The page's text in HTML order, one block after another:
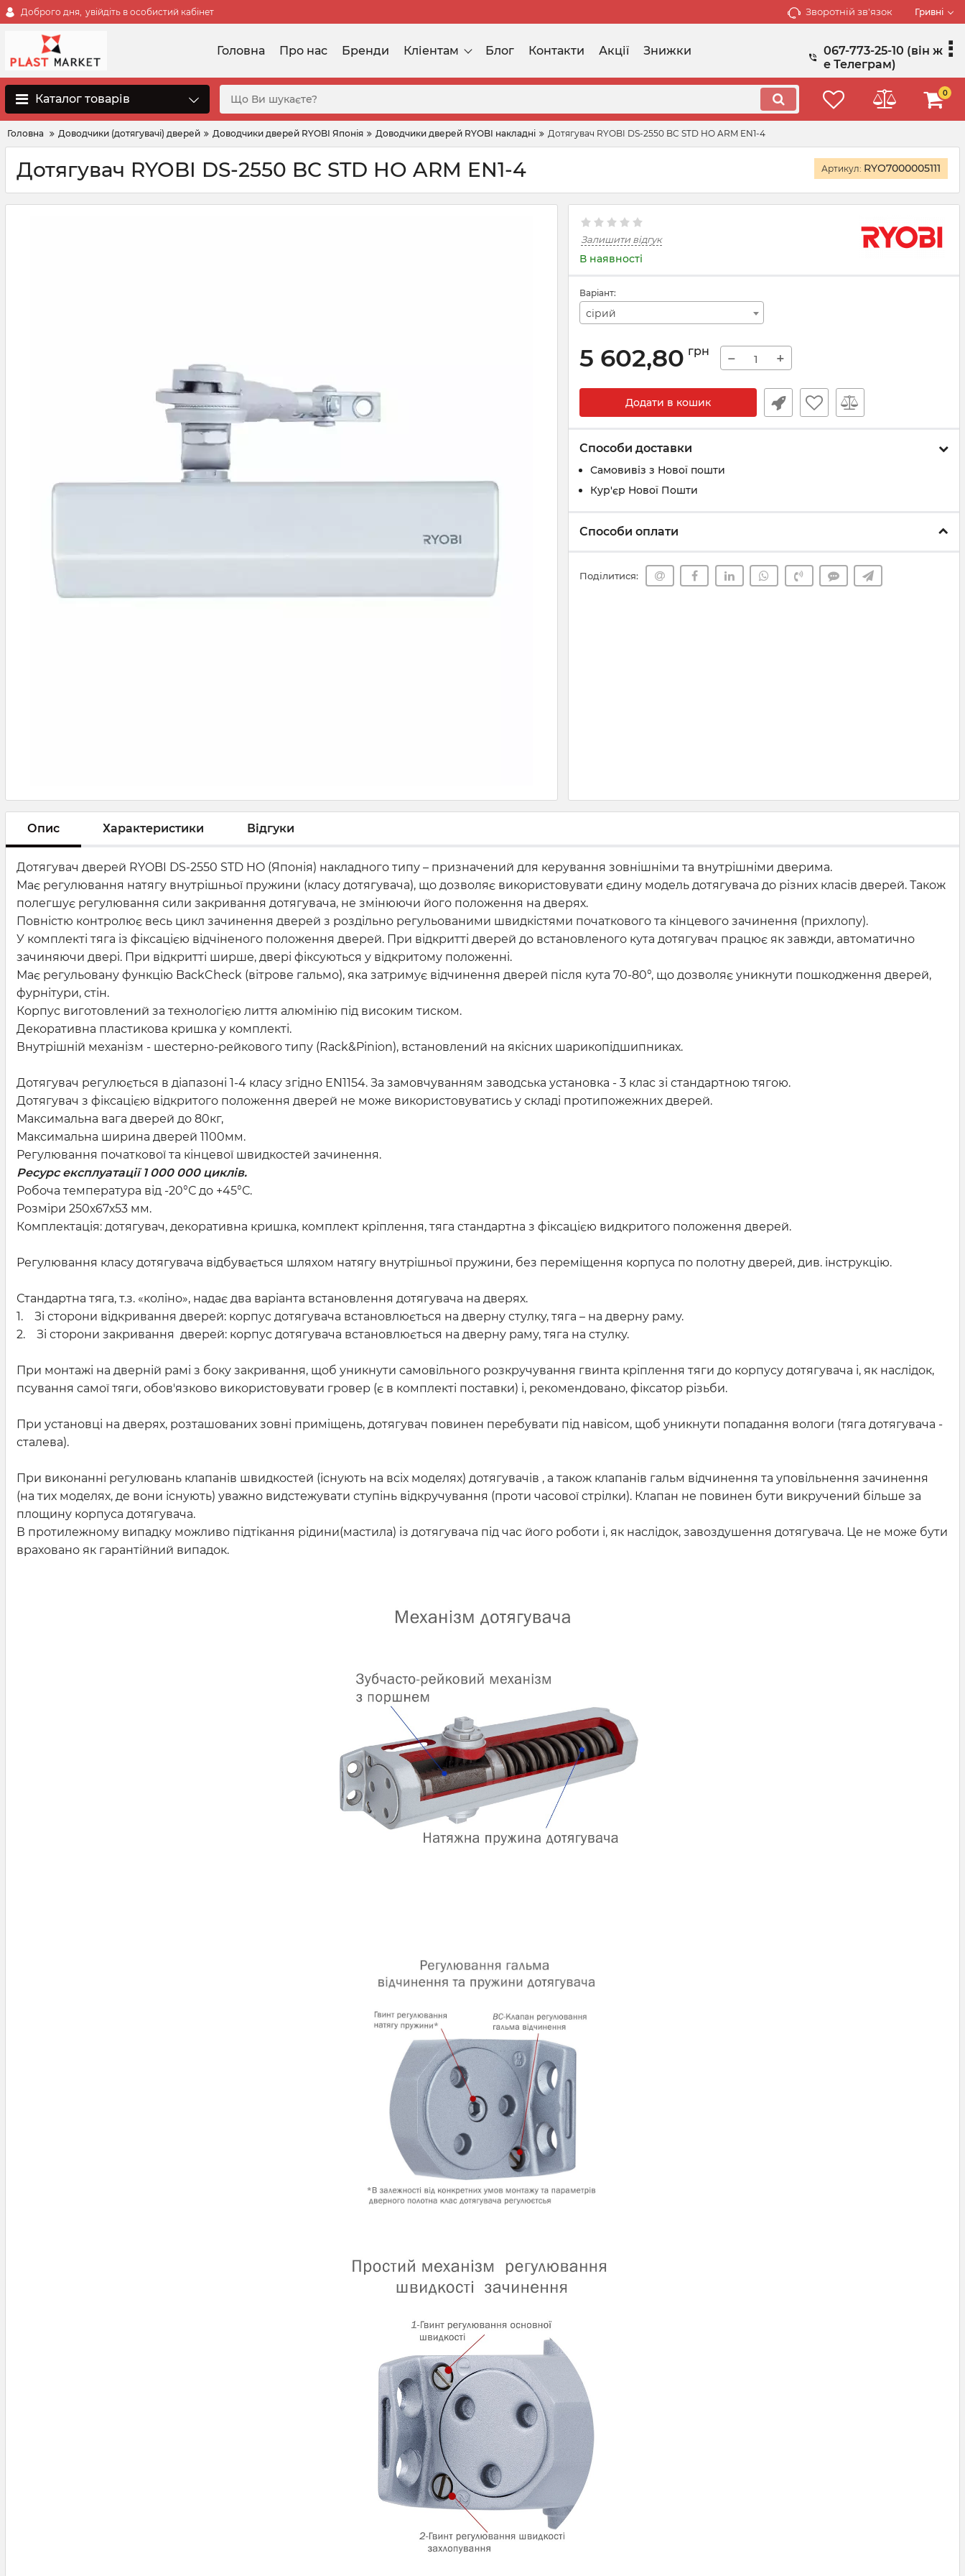
Доброго дня, увійдіть в особистий кабінет Зворотній зв'язок Гривні
Головна Про нас Бренди Кліентам Блог Контакти Акції Знижки
067-773-25-10 (він ж
е Телеграм)
Каталог товарів 0
Головна Доводчики (дотягувачі) дверей Доводчики дверей RYOBI Японія Доводчики дверей RYOBI накладні Дотягувач RYOBI DS-2550 BC STD HO ARM EN1-4
Дотягувач RYOBI DS-2550 BC STD HO ARM EN1-4 Артикул: RYO7000005111
Залишити відгук
В наявності
Варіант:
сірий
5 602,80 грн − +
Додати в кошик
Способи доставки
Самовивіз з Нової пошти
Кур'єр Нової Пошти
Способи оплати
Поділитися:
Опис Характеристики Відгуки
Дотягувач дверей RYOBI DS-2550 STD HO (Японія) накладного типу – призначений для керування зовнішніми та внутрішніми дверима.
Має регулювання натягу внутрішньої пружини (класу дотягувача), що дозволяє використовувати єдину модель дотягувача до різних класів дверей. Також
полегшує регулювання сили закривання дотягувача, не змінюючи його положення на дверях.
Повністю контролює весь цикл зачинення дверей з роздільно регульованими швидкістями початкового та кінцевого зачинення (прихлопу).
У комплекті тяга із фіксацією відчіненого положення дверей. При відкритті дверей до встановленого кута дотягувач працює як завжди, автоматично
зачиняючи двері. При відкритті ширше, двері фіксуються у відкритому положенні.
Має регульовану функцію BackCheck (вітрове гальмо), яка затримує відчинення дверей після кута 70-80°, що дозволяє уникнути пошкодження дверей,
фурнітури, стін.
Корпус виготовлений за технологією лиття алюмінію під високим тиском.
Декоративна пластикова кришка у комплекті.
Внутрішній механізм - шестерно-рейкового типу (Rack&Pinion), встановлений на якісних шарикопідшипниках.
Дотягувач регулюється в діапазоні 1-4 класу згідно EN1154. За замовчуванням заводська установка - 3 клас зі стандартною тягою.
Дотягувач з фіксацією відкритого положення дверей не може використовуватись у складі протипожежних дверей.
Максимальна вага дверей до 80кг,
Максимальна ширина дверей 1100мм.
Регулювання початкової та кінцевої швидкостей зачинення.
Ресурс експлуатації 1 000 000 циклів.
Робоча температура від -20°С до +45°С.
Розміри 250х67х53 мм.
Комплектація: дотягувач, декоративна кришка, комплект кріплення, тяга стандартна з фіксацією видкритого положення дверей.
Регулювання класу дотягувача відбувається шляхом натягу внутрішньої пружини, без переміщення корпуса по полотну дверей, див. інструкцію.
Стандартна тяга, т.з. «коліно», надає два варіанта встановлення дотягувача на дверях.
1. Зі сторони відкривання дверей: корпус дотягувача встановлюється на дверну стулку, тяга – на дверну раму.
2. Зі сторони закривання дверей: корпус дотягувача встановлюється на дверну раму, тяга на стулку.
При монтажі на дверній рамі з боку закривання, щоб уникнути самовільного розкручування гвинта кріплення тяги до корпусу дотягувача і, як наслідок,
псування самої тяги, обов'язково використовувати гровер (є в комплекті поставки) і, рекомендовано, фіксатор різьби.
При установці на дверях, розташованих зовні приміщень, дотягувач повинен перебувати під навісом, щоб уникнути попадання вологи (тяга дотягувача -
сталева).
При виконанні регулювань клапанів швидкостей (існують на всіх моделях) дотягувачів , а також клапанів гальм відчинення та уповільнення зачинення
(на тих моделях, де вони існують) уважно видстежувати ступінь відкручування (проти часової стрілки). Клапан не повинен бути викручений більше за
площину корпуса дотягувача.
В протилежному випадку можливо підтікання рідини(мастила) із дотягувача під час його роботи і, як наслідок, завоздушення дотягувача. Це не може бути
враховано як гарантійний випадок.